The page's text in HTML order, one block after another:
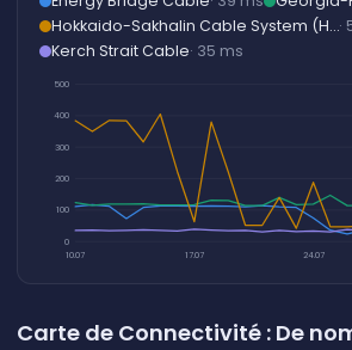
Hokkaido-Sakhalin Cable System (H…·
Kerch Strait Cable· 35 ms
0
100
200
300
400
500
10.07 17.07 24.07
Carte de Connectivité : De